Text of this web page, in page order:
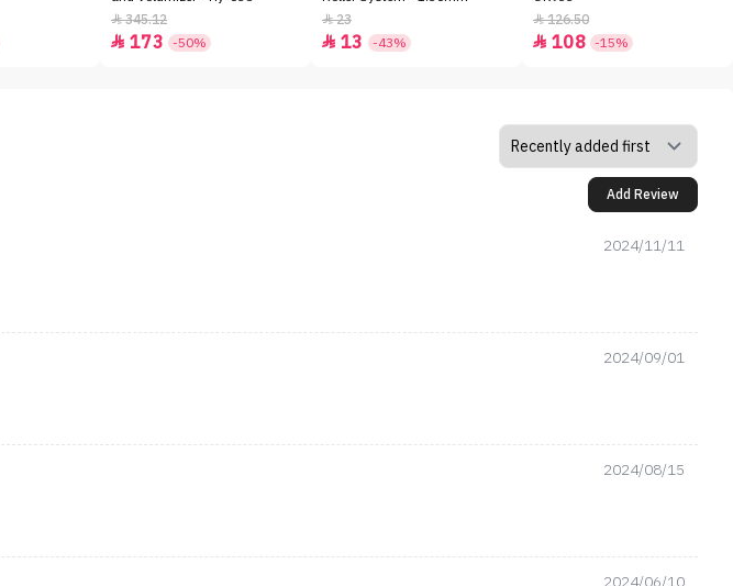
345.12
 173 -50%
23
 13 -43%
126.50
 108 -15%
Add Review
2024/11/11
2024/09/01
2024/08/15